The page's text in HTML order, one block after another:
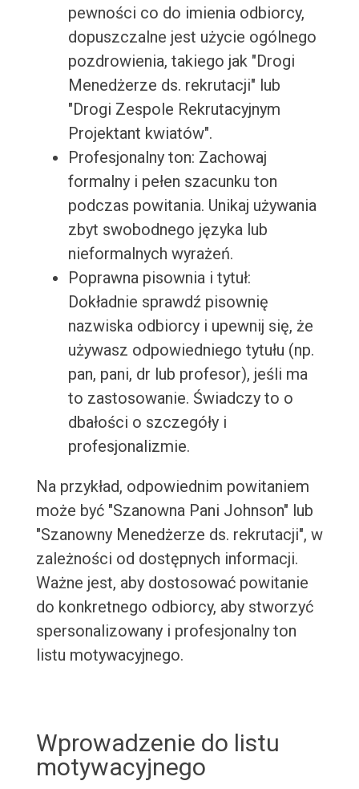
pewności co do imienia odbiorcy,
dopuszczalne jest użycie ogólnego
pozdrowienia, takiego jak "Drogi
Menedżerze ds. rekrutacji" lub
"Drogi Zespole Rekrutacyjnym
Projektant kwiatów".
Profesjonalny ton: Zachowaj
formalny i pełen szacunku ton
podczas powitania. Unikaj używania
zbyt swobodnego języka lub
nieformalnych wyrażeń.
Poprawna pisownia i tytuł:
Dokładnie sprawdź pisownię
nazwiska odbiorcy i upewnij się, że
używasz odpowiedniego tytułu (np.
pan, pani, dr lub profesor), jeśli ma
to zastosowanie. Świadczy to o
dbałości o szczegóły i
profesjonalizmie.
Na przykład, odpowiednim powitaniem
może być "Szanowna Pani Johnson" lub
"Szanowny Menedżerze ds. rekrutacji", w
zależności od dostępnych informacji.
Ważne jest, aby dostosować powitanie
do konkretnego odbiorcy, aby stworzyć
spersonalizowany i profesjonalny ton
listu motywacyjnego.
Wprowadzenie do listu
motywacyjnego